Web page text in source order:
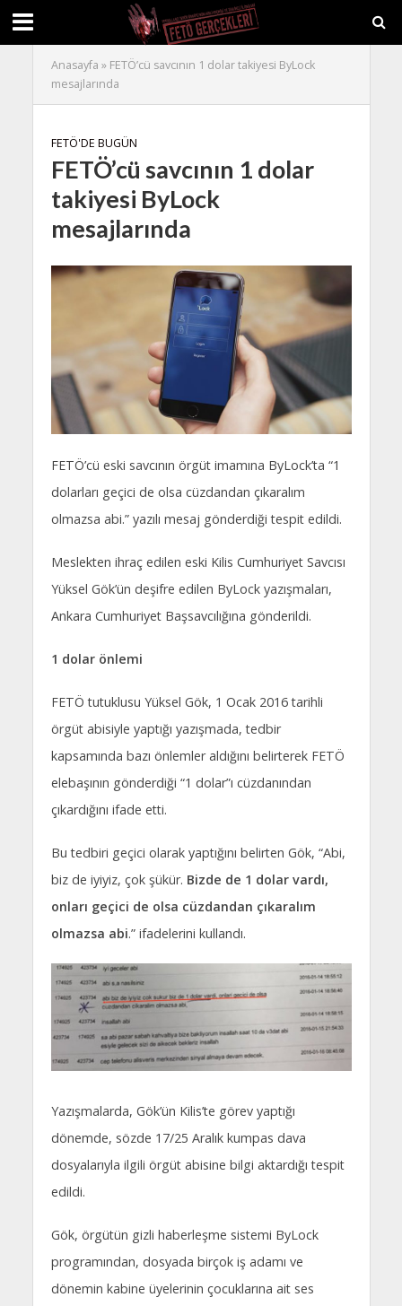
Anasayfa » FETÖ’cü savcının 1 dolar takiyesi ByLock
mesajlarında
FETÖ'DE BUGÜN
FETÖ’cü savcının 1 dolar
takiyesi ByLock
mesajlarında
FETÖ’cü eski savcının örgüt imamına ByLock’ta “1
dolarları geçici de olsa cüzdandan çıkaralım
olmazsa abi.” yazılı mesaj gönderdiği tespit edildi.
Meslekten ihraç edilen eski Kilis Cumhuriyet Savcısı
Yüksel Gök’ün deşifre edilen ByLock yazışmaları,
Ankara Cumhuriyet Başsavcılığına gönderildi.
1 dolar önlemi
FETÖ tutuklusu Yüksel Gök, 1 Ocak 2016 tarihli
örgüt abisiyle yaptığı yazışmada, tedbir
kapsamında bazı önlemler aldığını belirterek FETÖ
elebaşının gönderdiği “1 dolar”ı cüzdanından
çıkardığını ifade etti.
Bu tedbiri geçici olarak yaptığını belirten Gök, “Abi,
biz de iyiyiz, çok şükür. Bizde de 1 dolar vardı,
onları geçici de olsa cüzdandan çıkaralım
olmazsa abi.” ifadelerini kullandı.
Yazışmalarda, Gök’ün Kilis’te görev yaptığı
dönemde, sözde 17/25 Aralık kumpas dava
dosyalarıyla ilgili örgüt abisine bilgi aktardığı tespit
edildi.
Gök, örgütün gizli haberleşme sistemi ByLock
programından, dosyada birçok iş adamı ve
dönemin kabine üyelerinin çocuklarına ait ses